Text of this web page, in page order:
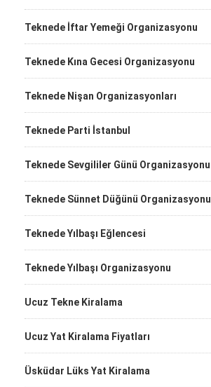
Teknede İftar Yemeği Organizasyonu
Teknede Kına Gecesi Organizasyonu
Teknede Nişan Organizasyonları
Teknede Parti İstanbul
Teknede Sevgililer Günü Organizasyonu
Teknede Sünnet Düğünü Organizasyonu
Teknede Yılbaşı Eğlencesi
Teknede Yılbaşı Organizasyonu
Ucuz Tekne Kiralama
Ucuz Yat Kiralama Fiyatları
Üsküdar Lüks Yat Kiralama